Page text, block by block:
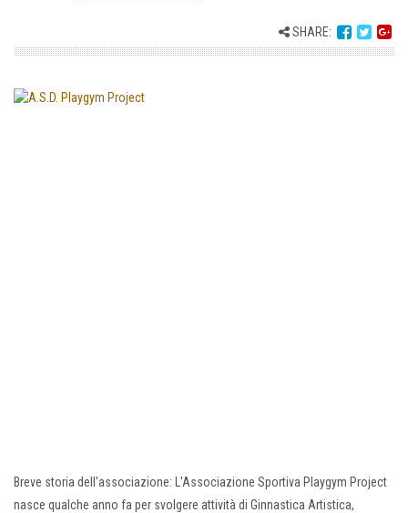
SHARE:
Breve storia dell'associazione: L'Associazione Sportiva Playgym Project
nasce qualche anno fa per svolgere attività di Ginnastica Artistica,